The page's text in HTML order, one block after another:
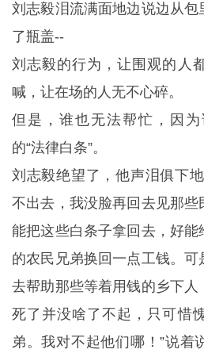
刘志毅泪流满面地边说边从
了瓶盖--
刘志毅的行为，让围观的人
喊，让在场的人无不心碎。
但是，谁也无法帮忙，因
的“法律白条”。
刘志毅绝望了，他声泪俱下
不出去，我没脸再回去见那
能把这些白条子拿回去，好
的农民兄弟换回一点工钱。可
去帮助那些等着用钱的乡下
死了并没啥了不起，只可惜
弟。我对不起他们哪！”说着